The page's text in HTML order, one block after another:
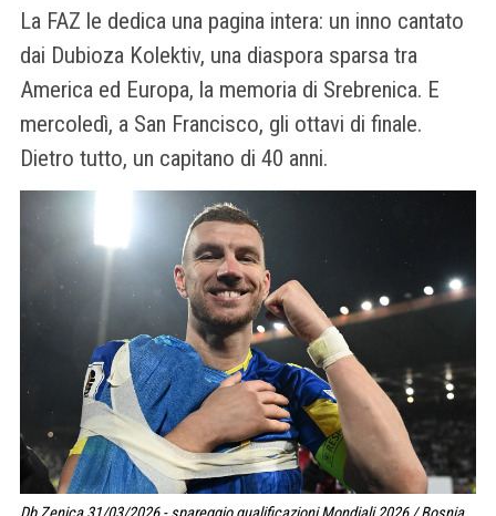
La FAZ le dedica una pagina intera: un inno cantato
dai Dubioza Kolektiv, una diaspora sparsa tra
America ed Europa, la memoria di Srebrenica. E
mercoledì, a San Francisco, gli ottavi di finale.
Dietro tutto, un capitano di 40 anni.